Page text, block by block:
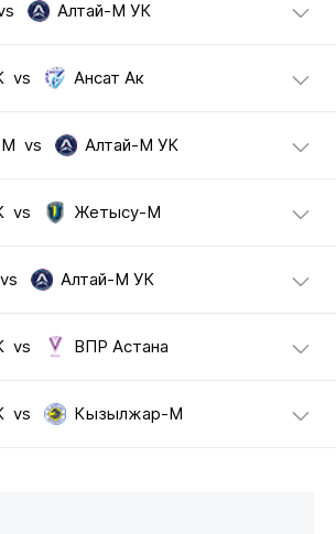
Алтай-М УК
vs Ансат Ак
М vs Алтай-М УК
vs Жетысу-М
vs Алтай-М УК
vs ВПР Астана
vs Кызылжар-М